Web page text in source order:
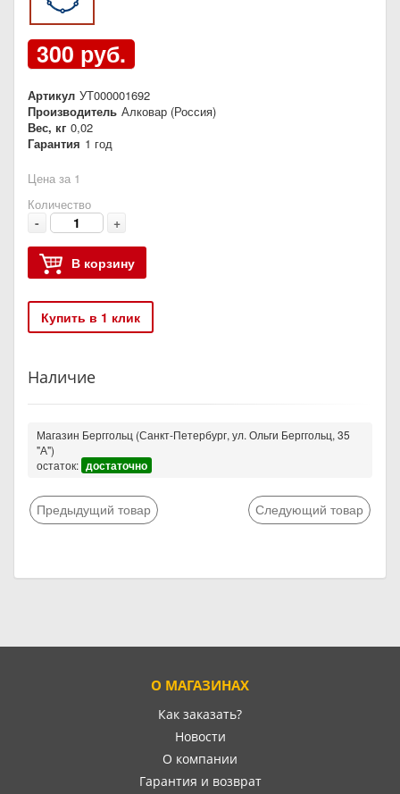
300 руб.
Артикул УТ000001692
Производитель Алковар (Россия)
Вес, кг 0,02
Гарантия 1 год
Цена за 1
Количество
- +
В корзину
Купить в 1 клик
Наличие
Магазин Берггольц (Санкт-Петербург, ул. Ольги Берггольц, 35
"А")
остаток: достаточно
Предыдущий товар Следующий товар
О МАГАЗИНАХ
Как заказать?
Новости
О компании
Гарантия и возврат